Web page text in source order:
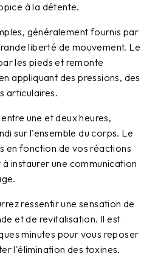
à la détente.
généralement fournis par
liberté de mouvement. Le
les pieds et remonte
appliquant des pressions, des
articulaires.
une et deux heures,
sur l'ensemble du corps. Le
en fonction de vos réactions
instaurer une communication
ressentir une sensation de
et de revitalisation. Il est
minutes pour vous reposer
l'élimination des toxines.